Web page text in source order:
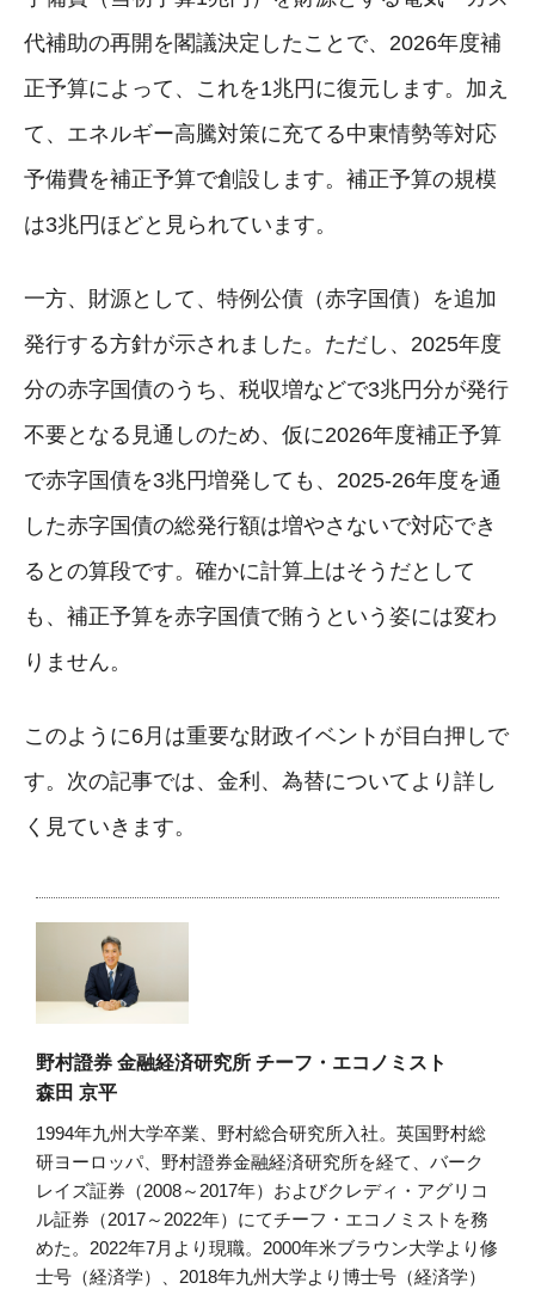
代補助の再開を閣議決定したことで、2026年度補
正予算によって、これを1兆円に復元します。加え
て、エネルギー高騰対策に充てる中東情勢等対応
予備費を補正予算で創設します。補正予算の規模
は3兆円ほどと見られています。
一方、財源として、特例公債（赤字国債）を追加
発行する方針が示されました。ただし、2025年度
分の赤字国債のうち、税収増などで3兆円分が発行
不要となる見通しのため、仮に2026年度補正予算
で赤字国債を3兆円増発しても、2025-26年度を通
した赤字国債の総発行額は増やさないで対応でき
るとの算段です。確かに計算上はそうだとして
も、補正予算を赤字国債で賄うという姿には変わ
りません。
このように6月は重要な財政イベントが目白押しで
す。次の記事では、金利、為替についてより詳し
く見ていきます。
野村證券 金融経済研究所 チーフ・エコノミスト
森田 京平
1994年九州大学卒業、野村総合研究所入社。英国野村総
研ヨーロッパ、野村證券金融経済研究所を経て、バーク
レイズ証券（2008～2017年）およびクレディ・アグリコ
ル証券（2017～2022年）にてチーフ・エコノミストを務
めた。2022年7月より現職。2000年米ブラウン大学より修
士号（経済学）、2018年九州大学より博士号（経済学）